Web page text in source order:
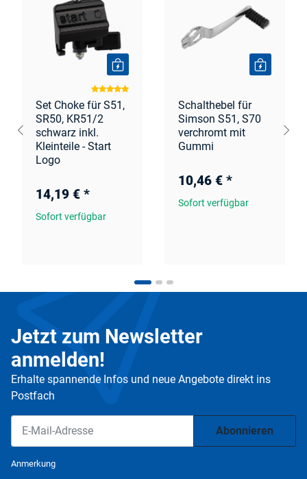
Set Choke für S51,
SR50, KR51/2
schwarz inkl.
Kleinteile - Start
Logo
14,19 € *
Sofort verfügbar
Schalthebel für
Simson S51, S70
verchromt mit
Gummi
10,46 € *
Sofort verfügbar
Jetzt zum Newsletter
anmelden!
Erhalte spannende Infos und neue Angebote direkt ins
Postfach
Abonnieren
Anmerkung